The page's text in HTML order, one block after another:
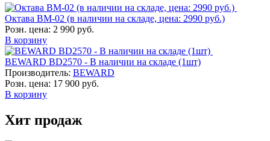
Октава ВМ-02 (в наличии на складе, цена: 2990 руб.)
Розн. цена: 2 990 руб.
В корзину
BEWARD BD2570 - В наличии на складе (1шт)
Производитель: BEWARD
Розн. цена: 17 900 руб.
В корзину
Хит продаж